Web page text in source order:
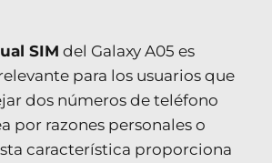
SIM del Galaxy A05 es
para los usuarios que
dos números de teléfono
por razones personales o
característica proporciona